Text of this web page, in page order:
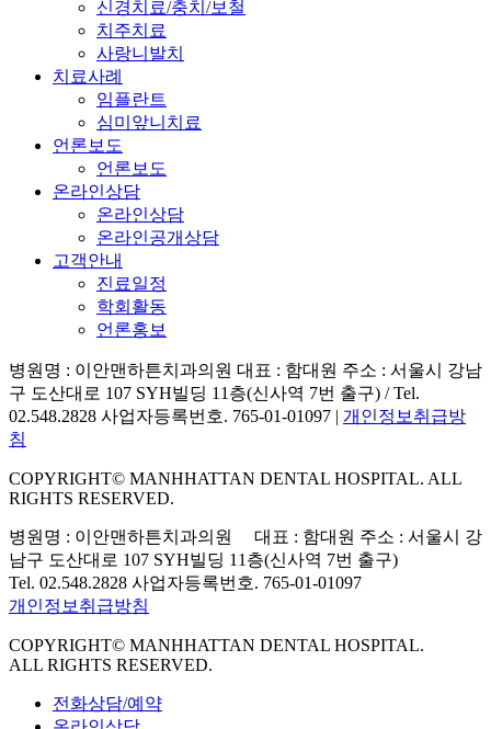
신경치료/충치/보철
치주치료
사랑니발치
치료사례
임플란트
심미앞니치료
언론보도
언론보도
온라인상담
온라인상담
온라인공개상담
고객안내
진료일정
학회활동
언론홍보
병원명 : 이안맨하튼치과의원 대표 : 함대원 주소 : 서울시 강남
구 도산대로 107 SYH빌딩 11층(신사역 7번 출구) / Tel.
02.548.2828 사업자등록번호. 765-01-01097 | 개인정보취급방
침
COPYRIGHT© MANHHATTAN DENTAL HOSPITAL. ALL
RIGHTS RESERVED.
병원명 : 이안맨하튼치과의원 대표 : 함대원 주소 : 서울시 강
남구 도산대로 107 SYH빌딩 11층(신사역 7번 출구)
Tel. 02.548.2828 사업자등록번호. 765-01-01097
개인정보취급방침
COPYRIGHT© MANHHATTAN DENTAL HOSPITAL.
ALL RIGHTS RESERVED.
전화상담/예약